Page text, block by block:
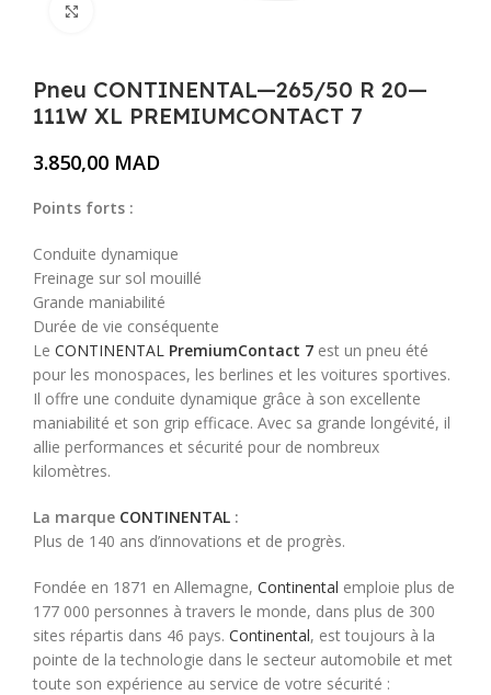
Pneu CONTINENTAL—265/50 R 20—
111W XL PREMIUMCONTACT 7
3.850,00 MAD
Points forts :
Conduite dynamique
Freinage sur sol mouillé
Grande maniabilité
Durée de vie conséquente
Le CONTINENTAL PremiumContact 7 est un pneu été
pour les monospaces, les berlines et les voitures sportives.
Il offre une conduite dynamique grâce à son excellente
maniabilité et son grip efficace. Avec sa grande longévité, il
allie performances et sécurité pour de nombreux
kilomètres.
La marque CONTINENTAL :
Plus de 140 ans d’innovations et de progrès.
Fondée en 1871 en Allemagne, Continental emploie plus de
177 000 personnes à travers le monde, dans plus de 300
sites répartis dans 46 pays. Continental, est toujours à la
pointe de la technologie dans le secteur automobile et met
toute son expérience au service de votre sécurité :